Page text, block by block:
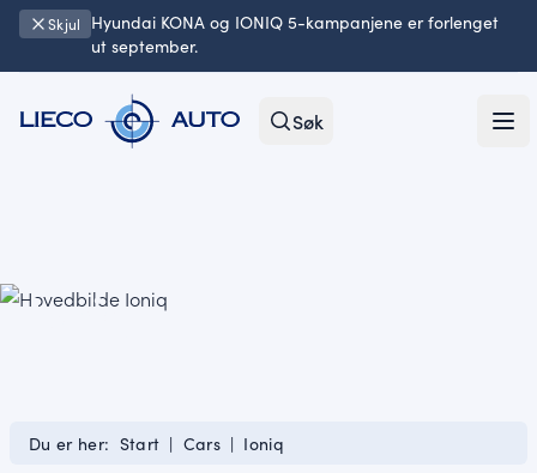
Skjul
Hyundai KONA og IONIQ 5-kampanjene er forlenget
ut september.
Søk
Ioniq
Du er her: Start | Cars | Ioniq